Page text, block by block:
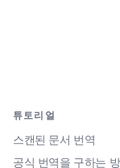
튜토리얼
스캔된 문서 번역
공식 번역을 구하는